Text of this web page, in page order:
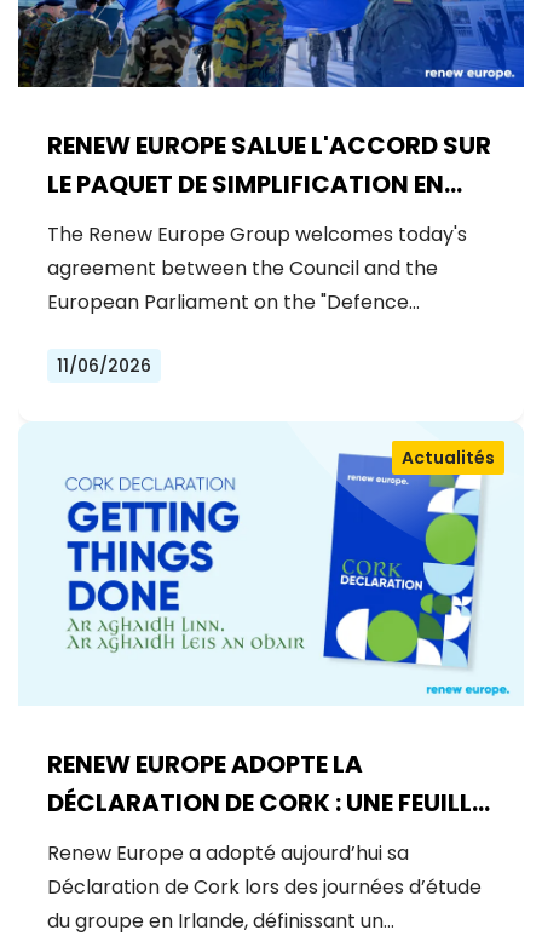
RENEW EUROPE SALUE L'ACCORD SUR
LE PAQUET DE SIMPLIFICATION EN
MATIÈRE DE DÉFENSE
The Renew Europe Group welcomes today's
agreement between the Council and the
European Parliament on the "Defence…
11/06/2026
RENEW EUROPE ADOPTE LA
DÉCLARATION DE CORK : UNE FEUILLE
DE ROUTE POUR LA PROSPÉRITÉ, LA
SÉCURITÉ ET LA RÉFORME
Actualités
Renew Europe a adopté aujourd’hui sa
Déclaration de Cork lors des journées d’étude
du groupe en Irlande, définissant un…